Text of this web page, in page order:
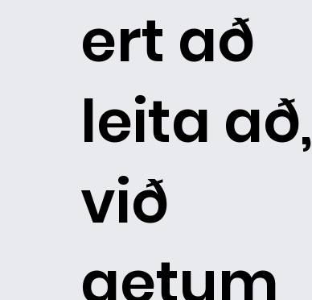
ert að
leita að,
við
getum